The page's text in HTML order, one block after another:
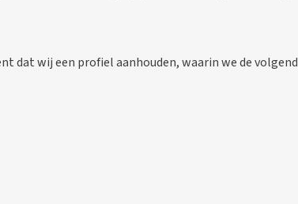
dat wij een profiel aanhouden, waarin we de